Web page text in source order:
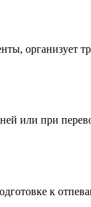
организует
или при
к